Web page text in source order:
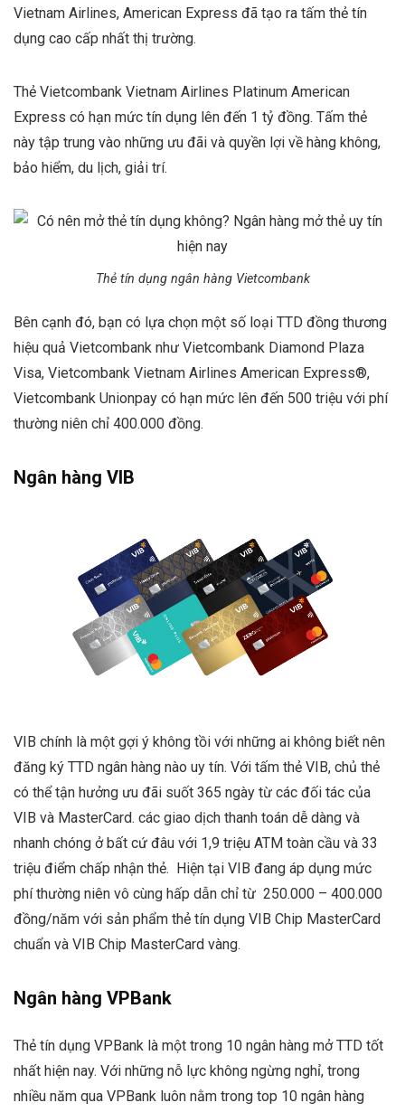
Vietnam Airlines, American Express đã tạo ra tấm thẻ tín
dụng cao cấp nhất thị trường.
Thẻ Vietcombank Vietnam Airlines Platinum American
Express có hạn mức tín dụng lên đến 1 tỷ đồng. Tấm thẻ
này tập trung vào những ưu đãi và quyền lợi về hàng không,
bảo hiểm, du lịch, giải trí.
Thẻ tín dụng ngân hàng Vietcombank
Bên cạnh đó, bạn có lựa chọn một số loại TTD đồng thương
hiệu quả Vietcombank như Vietcombank Diamond Plaza
Visa, Vietcombank Vietnam Airlines American Express®,
Vietcombank Unionpay có hạn mức lên đến 500 triệu với phí
thường niên chỉ 400.000 đồng.
Ngân hàng VIB
VIB chính là một gợi ý không tồi với những ai không biết nên
đăng ký TTD ngân hàng nào uy tín. Với tấm thẻ VIB, chủ thẻ
có thể tận hưởng ưu đãi suốt 365 ngày từ các đối tác của
VIB và MasterCard. các giao dịch thanh toán dễ dàng và
nhanh chóng ở bất cứ đâu với 1,9 triệu ATM toàn cầu và 33
triệu điểm chấp nhận thẻ. Hiện tại VIB đang áp dụng mức
phí thường niên vô cùng hấp dẫn chỉ từ 250.000 – 400.000
đồng/năm với sản phẩm thẻ tín dụng VIB Chip MasterCard
chuẩn và VIB Chip MasterCard vàng.
Ngân hàng VPBank
Thẻ tín dụng VPBank là một trong 10 ngân hàng mở TTD tốt
nhất hiện nay. Với những nỗ lực không ngừng nghỉ, trong
nhiều năm qua VPBank luôn nằm trong top 10 ngân hàng